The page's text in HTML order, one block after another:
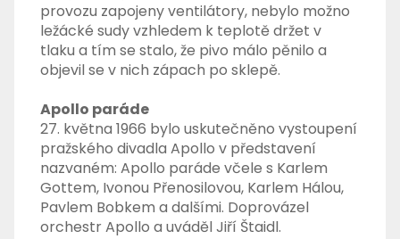
provozu zapojeny ventilátory, nebylo možno
ležácké sudy vzhledem k teplotě držet v
tlaku a tím se stalo, že pivo málo pěnilo a
objevil se v nich zápach po sklepě.
Apollo paráde
27. května 1966 bylo uskutečněno vystoupení
pražského divadla Apollo v představení
nazvaném: Apollo paráde včele s Karlem
Gottem, Ivonou Přenosilovou, Karlem Hálou,
Pavlem Bobkem a dalšími. Doprovázel
orchestr Apollo a uváděl Jiří Štaidl.